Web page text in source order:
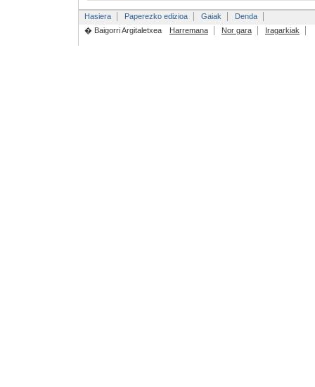
Hasiera Paperezko edizioa Gaiak
Denda
� Baigorri Argitaletxea
Harremana Nor gara Iragarkiak